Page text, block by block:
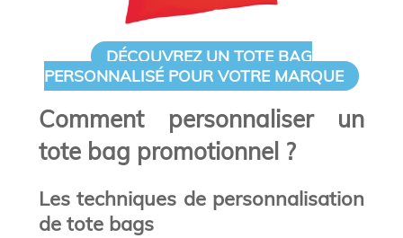
DÉCOUVREZ UN TOTE BAG
PERSONNALISÉ POUR VOTRE MARQUE
Comment personnaliser un
tote bag promotionnel ?
Les techniques de personnalisation
de tote bags